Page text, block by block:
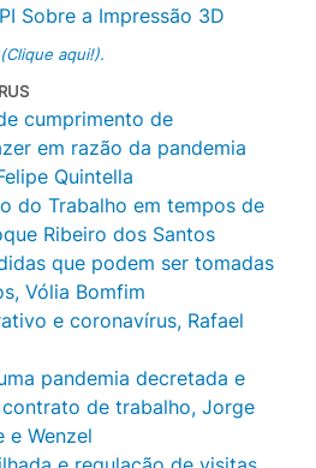
Sobre a Impressão 3D
aqui!).
cumprimento de
em razão da pandemia
Quintella
do Trabalho em tempos de
Ribeiro dos Santos
que podem ser tomadas
Vólia Bomfim
e coronavírus, Rafael
pandemia decretada e
de trabalho, Jorge
e Wenzel